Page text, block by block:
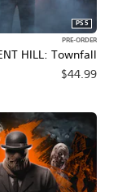
HILL: Townfall
PS5
PRE-ORDER
$44.99